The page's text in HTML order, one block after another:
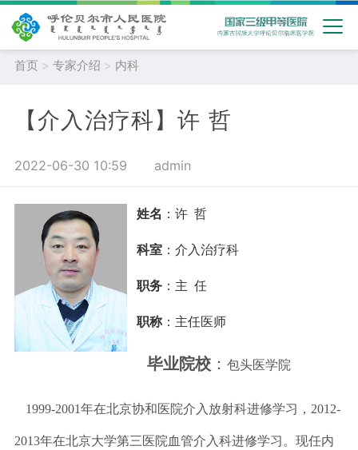
首页 > 专家介绍 > 内科
【介入治疗科】许 哲
2022-06-30 10:59 admin
姓名 ：许 哲
科室：介入治疗科
职务：主 任
职称：主任医师
毕业院校： 包头医学院
1999-2001年在北京协和医院介入放射科进修学习，2012-
2013年在北京大学第三医院血管介入科进修学习。现任内